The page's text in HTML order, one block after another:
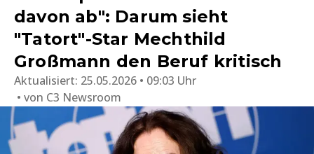
davon ab": Darum sieht
"Tatort"-Star Mechthild
Großmann den Beruf kritisch
Aktualisiert: 25.05.2026 • 09:03 Uhr
von C3 Newsroom